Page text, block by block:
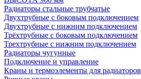
Радиаторы стальные трубчатые
Двухтрубные с боковым подключением
Двухтрубные с нижним подключением
Трёхтрубные с боковым подключением
Трехтрубные с нижним подключением
Радиаторы чугунные
Подключение и управление
Краны и термоэлементы для радиаторов